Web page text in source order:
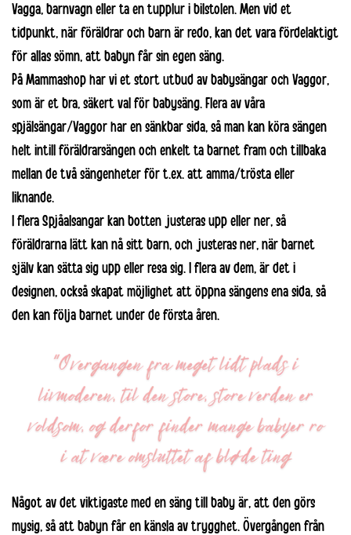
Vagga, barnvagn eller ta en tupplur i bilstolen. Men vid et
tidpunkt, när föräldrar och barn är redo, kan det vara fördelaktigt
för allas sömn, att babyn får sin egen säng.
På Mammashop har vi et stort utbud av babysängar och Vaggor,
som är et bra, säkert val för babysäng. Flera av våra
spjälsängar/Vaggor har en sänkbar sida, så man kan köra sängen
helt intill föräldrarsängen och enkelt ta barnet fram och tillbaka
mellan de två sängenheter för t.ex. att amma/trösta eller
liknande.
I flera Spjåalsangar kan botten justeras upp eller ner, så
föräldrarna lätt kan nå sitt barn, och justeras ner, när barnet
själv kan sätta sig upp eller resa sig. I flera av dem, är det i
designen, också skapat möjlighet att öppna sängens ena sida, så
den kan följa barnet under de första åren.
Något av det viktigaste med en säng till baby är, att den görs
mysig, så att babyn får en känsla av trygghet. Övergången från